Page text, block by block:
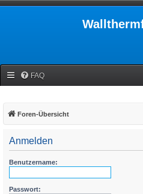
FAQ
Foren-Übersicht
Anmelden
Benutzername:
Passwort: